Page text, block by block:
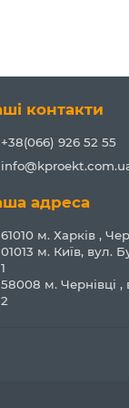
контакти
+38(066) 926 52 55
адреса
61010 м. Харків ,
01013 м. Київ, вул.
1
58008 м. Чернівці ,
2